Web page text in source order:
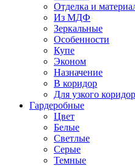
Отделка и
Из МДФ
Зеркальные
Особенности
Купе
Эконом
Назначение
В коридор
Для узкого
Гардеробные
Цвет
Белые
Светлые
Серые
Темные